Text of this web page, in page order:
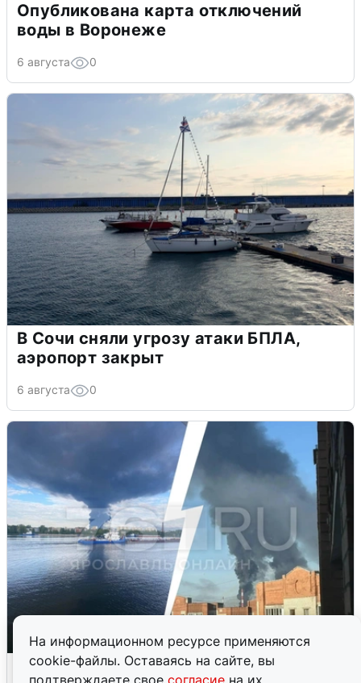
На информационном ресурсе применяются
cookie-файлы. Оставаясь на сайте, вы
подтверждаете свое согласие на их
Опубликована карта отключений
воды в Воронеже
6 августа 0
В Сочи сняли угрозу атаки БПЛА,
аэропорт закрыт
6 августа 0
Ночная атака БПЛА на Ярославль: